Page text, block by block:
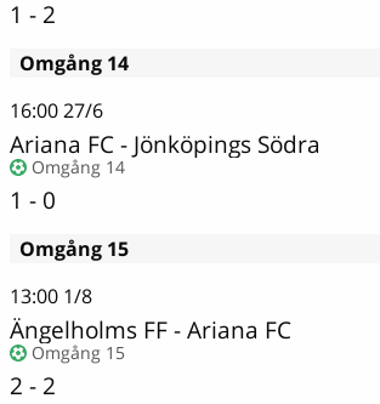
1 - 2
Omgång 14
16:0027/6
Ariana FC- Jönköpings Södra
Omgång 14
1 - 0
Omgång 15
13:00 1/8
Ängelholms FF - Ariana FC
Omgång 15
2 - 2